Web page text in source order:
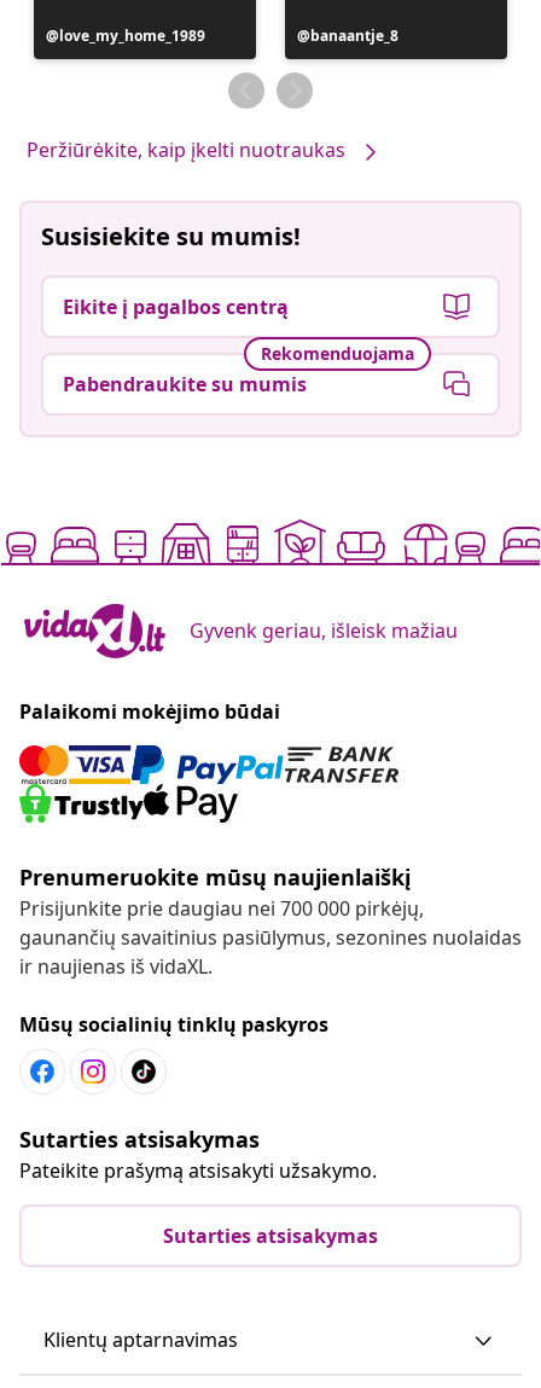
Įrašą
paskelbė
love_my_home_1989
Įrašą
paskelbė
banaantje_8
Peržiūrėkite, kaip įkelti nuotraukas
Susisiekite su mumis!
Eikite į pagalbos centrą
Rekomenduojama
Pabendraukite su mumis
Gyvenk geriau, išleisk mažiau
Palaikomi mokėjimo būdai
Prenumeruokite mūsų naujienlaiškį
Prisijunkite prie daugiau nei 700 000 pirkėjų,
gaunančių savaitinius pasiūlymus, sezonines nuolaidas
ir naujienas iš vidaXL.
Mūsų socialinių tinklų paskyros
Sutarties atsisakymas
Pateikite prašymą atsisakyti užsakymo.
Sutarties atsisakymas
Klientų aptarnavimas